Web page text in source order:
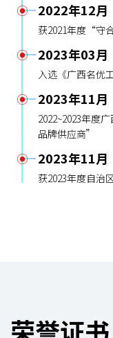
2022年12月
获2021年度“守
2023年03月
入选《广西名优
2023年11月
2022~2023年度
品牌供应商”
2023年11月
获2023年度自治
荣誉证书